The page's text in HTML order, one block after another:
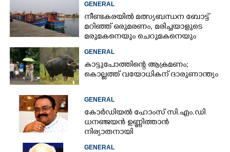
GENERAL
നീണ്ടകരയിൽ മത്സ്യബന്ധന ബോട്ട്
മറിഞ്ഞ്​ ഒരുമരണം,​ മരിച്ചയാളുടെ
മരുമകനെയും ചെറുമകനെയും
കാണാനില്ല
GENERAL
കാട്ടുപോത്തിന്റെ ആക്രമണം;
കൊല്ലത്ത് വയോധികന് ദാരുണാന്ത്യം
GENERAL
കോർഡിയൽ ഹോംസ് സി.എം.ഡി
ധനഞ്ജയൻ ഉണ്ണിത്താൻ
നിര്യാതനായി
GENERAL